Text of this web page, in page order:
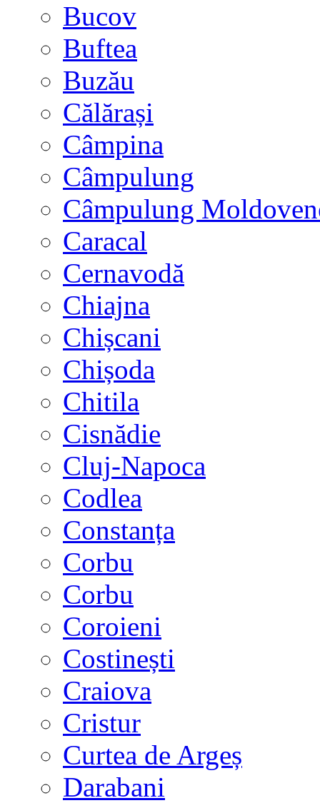
Bucov
Buftea
Buzău
Călărași
Câmpina
Câmpulung
Câmpulung
Caracal
Cernavodă
Chiajna
Chișcani
Chișoda
Chitila
Cisnădie
Cluj-Napoca
Codlea
Constanța
Corbu
Corbu
Coroieni
Costinești
Craiova
Cristur
Curtea de Argeș
Darabani